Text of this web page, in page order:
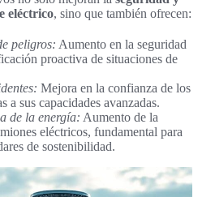
eléctrico, sino que también ofrecen:
peligros: Aumento en la seguridad
proactiva de situaciones de
Mejora en la confianza de los
a sus capacidades avanzadas.
de la energía: Aumento de la
eléctricos, fundamental para
de sostenibilidad.